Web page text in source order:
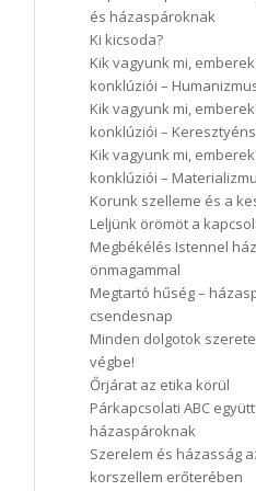
és házaspároknak
Ki kicsoda?
Kik vagyunk mi,
konklúziói –
Kik vagyunk mi,
konklúziói –
Kik vagyunk mi,
konklúziói –
Korunk szelleme és a
Leljünk örömöt a
Megbékélés Istennel
önmagammal
Megtartó hűség –
csendesnap
Minden dolgotok
végbe!
Őrjárat az etika körül
Párkapcsolati ABC
házaspároknak
Szerelem és házasság
korszellem erőterében